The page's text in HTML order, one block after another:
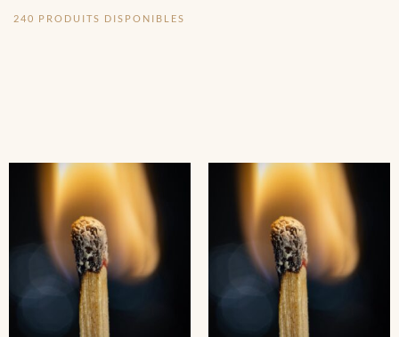
240 PRODUITS DISPONIBLES